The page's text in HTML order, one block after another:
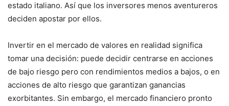
estado italiano. Así que los inversores menos aventureros
deciden apostar por ellos.
Invertir en el mercado de valores en realidad significa
tomar una decisión: puede decidir centrarse en acciones
de bajo riesgo pero con rendimientos medios a bajos, o en
acciones de alto riesgo que garantizan ganancias
exorbitantes. Sin embargo, el mercado financiero pronto